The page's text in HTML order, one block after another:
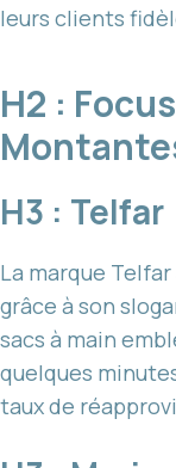
leurs clients
H2 :
H3 : Telfar
La marque
grâce à son
sacs à main
quelques
taux de